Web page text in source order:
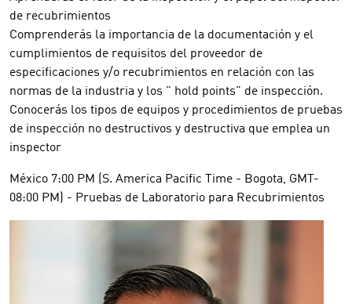
de recubrimientos
Comprenderás la importancia de la documentación y el
cumplimientos de requisitos del proveedor de
especificaciones y/o recubrimientos en relación con las
normas de la industria y los " hold points" de inspección.
Conocerás los tipos de equipos y procedimientos de pruebas
de inspección no destructivos y destructiva que emplea un
inspector
México 7:00 PM (S. America Pacific Time - Bogota, GMT-
08:00 PM) - Pruebas de Laboratorio para Recubrimientos